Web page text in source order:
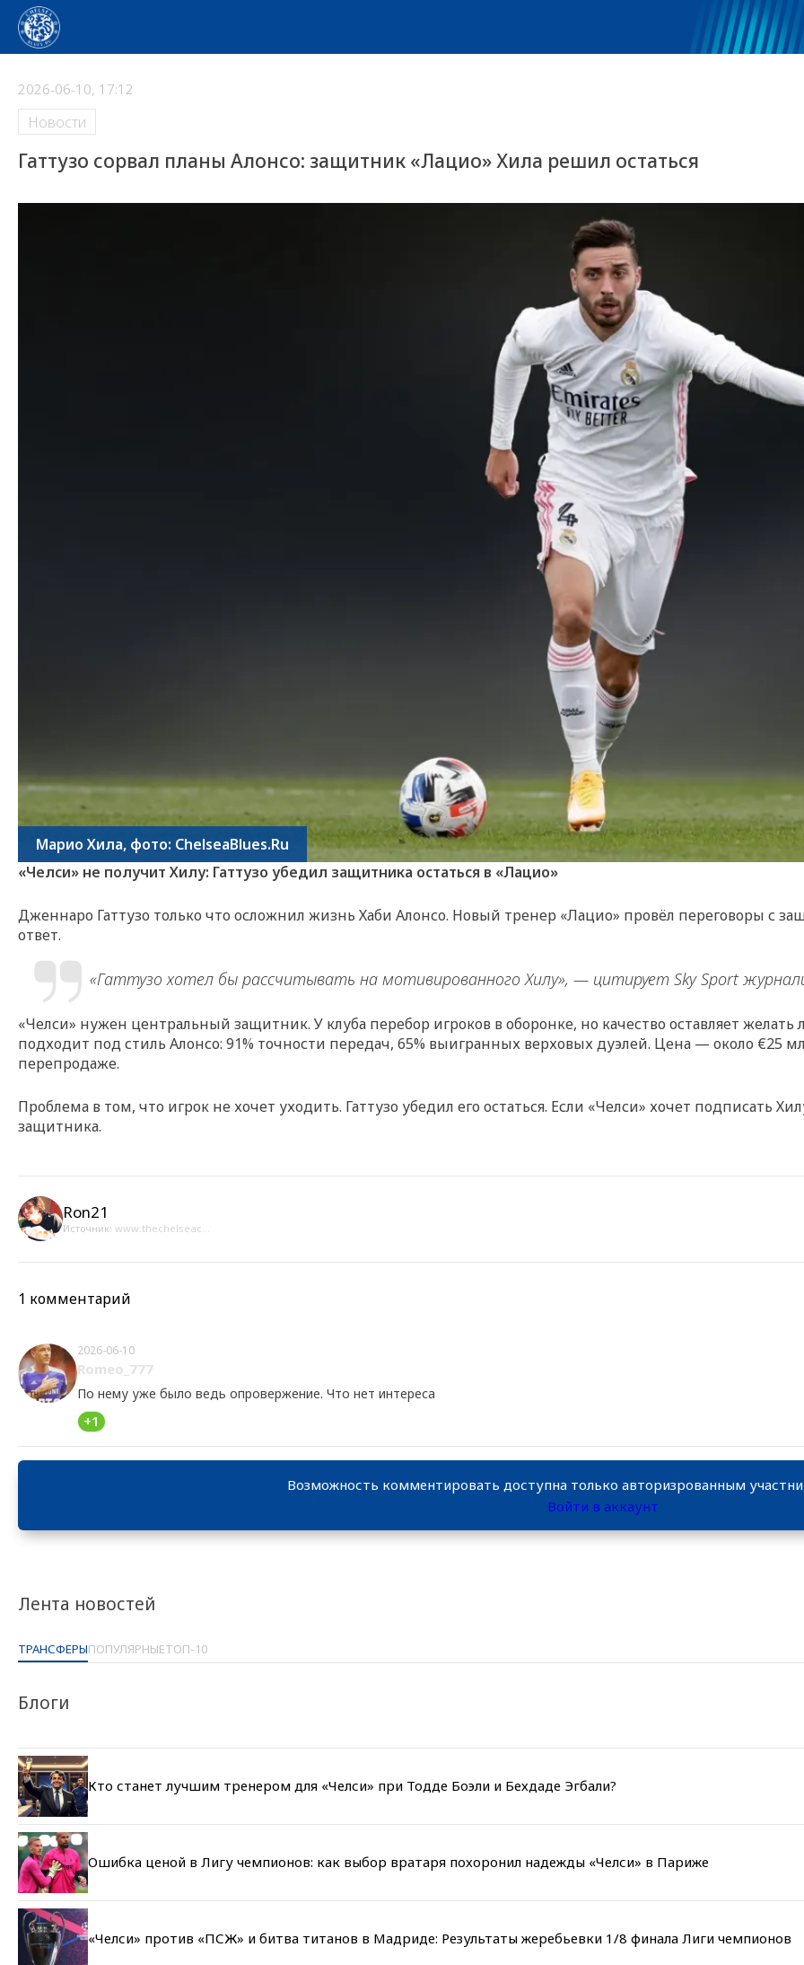
Лента новостей
ТРАНСФЕРЫПОПУЛЯРНЫЕТОП-10
Блоги
Кто станет лучшим тренером для «Челси» при Тодде Боэли и Бехдаде Эгбали?
Ошибка ценой в Лигу чемпионов: как выбор вратаря похоронил надежды «Челси» в Париже
«Челси» против «ПСЖ» и битва титанов в Мадриде: Результаты жеребьевки 1/8 финала Лиги чемпионов
2026-06-10, 17:12
Новости
Гаттузо сорвал планы Алонсо: защитник «Лацио» Хила решил остаться
Марио Хила, фото: ChelseaBlues.Ru
«Челси» не получит Хилу: Гаттузо убедил защитника остаться в «Лацио»
Дженнаро Гаттузо только что осложнил жизнь Хаби Алонсо. Новый тренер «Лацио» провёл переговоры с
ответ.
«Гаттузо хотел бы рассчитывать на мотивированного Хилу», — цитирует Sky Sport
«Челси» нужен центральный защитник. У клуба перебор игроков в оборонке, но качество оставляет
подходит под стиль Алонсо: 91% точности передач, 65% выигранных верховых дуэлей. Цена — около €25
перепродаже.
Проблема в том, что игрок не хочет уходить. Гаттузо убедил его остаться. Если «Челси» хочет подписать
защитника.
Ron21
Источник: www.thechelseac...
1 комментарий
2026-06-10
Romeo_777
По нему уже было ведь опровержение. Что нет интереса
+1
Возможность комментировать доступна только авторизрованным
Войти в аккаунт